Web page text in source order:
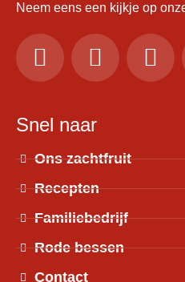
Neem eens een kijkje op
Snel naar
Ons zachtfruit
Recepten
Familiebedrijf
Rode bessen
Contact